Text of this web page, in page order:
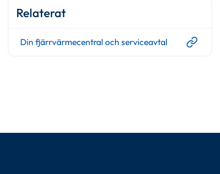
Relaterat
Din fjärrvärmecentral och serviceavtal